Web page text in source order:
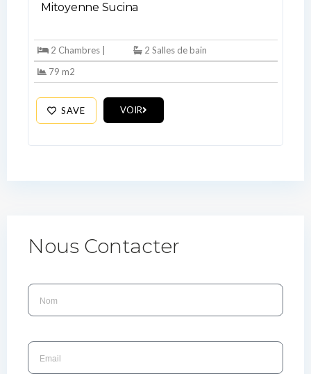
Mitoyenne Sucina
2 Chambres |
2 Salles de bain
79 m2
SAVE VOIR
Nous Contacter